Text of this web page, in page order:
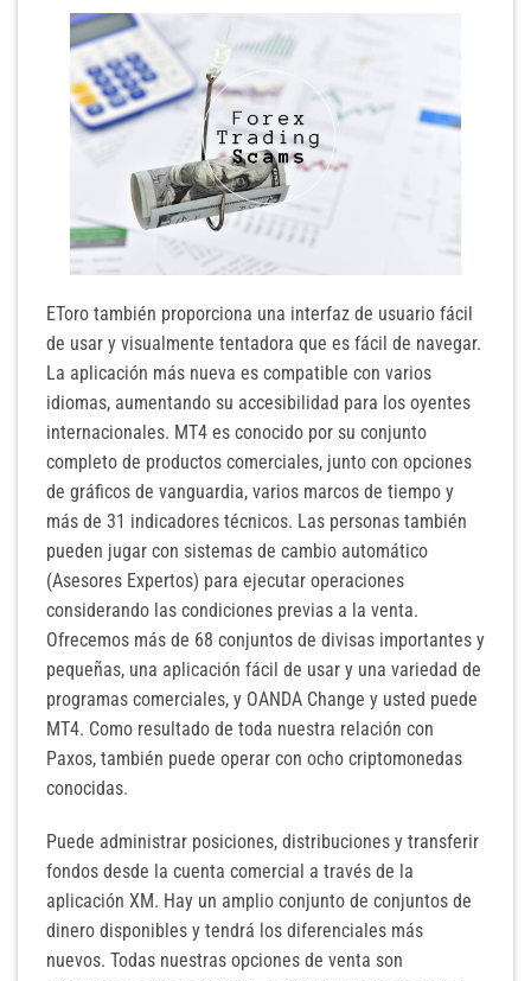
EToro también proporciona una interfaz de usuario fácil
de usar y visualmente tentadora que es fácil de navegar.
La aplicación más nueva es compatible con varios
idiomas, aumentando su accesibilidad para los oyentes
internacionales. MT4 es conocido por su conjunto
completo de productos comerciales, junto con opciones
de gráficos de vanguardia, varios marcos de tiempo y
más de 31 indicadores técnicos. Las personas también
pueden jugar con sistemas de cambio automático
(Asesores Expertos) para ejecutar operaciones
considerando las condiciones previas a la venta.
Ofrecemos más de 68 conjuntos de divisas importantes y
pequeñas, una aplicación fácil de usar y una variedad de
programas comerciales, y OANDA Change y usted puede
MT4. Como resultado de toda nuestra relación con
Paxos, también puede operar con ocho criptomonedas
conocidas.
Puede administrar posiciones, distribuciones y transferir
fondos desde la cuenta comercial a través de la
aplicación XM. Hay un amplio conjunto de conjuntos de
dinero disponibles y tendrá los diferenciales más
nuevos. Todas nuestras opciones de venta son